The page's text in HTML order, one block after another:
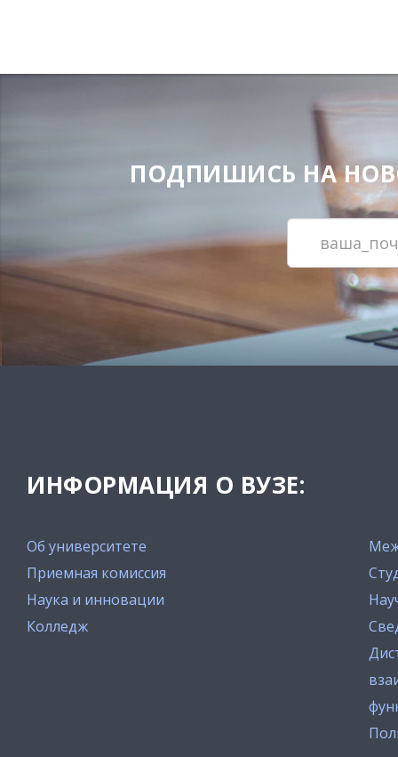
ПОДПИШИСЬ НА
ИНФОРМАЦИЯ О ВУЗЕ:
Об университете
Приемная комиссия
Наука и инновации
Колледж